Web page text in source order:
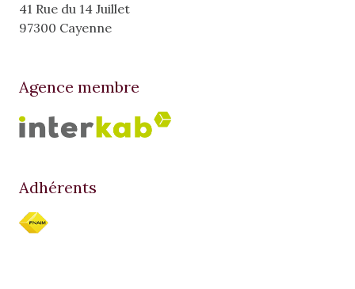
41 Rue du 14 Juillet
97300 Cayenne
Agence membre
Adhérents